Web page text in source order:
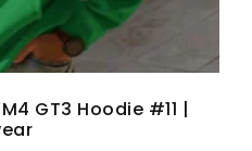
GT3 Hoodie #11 |